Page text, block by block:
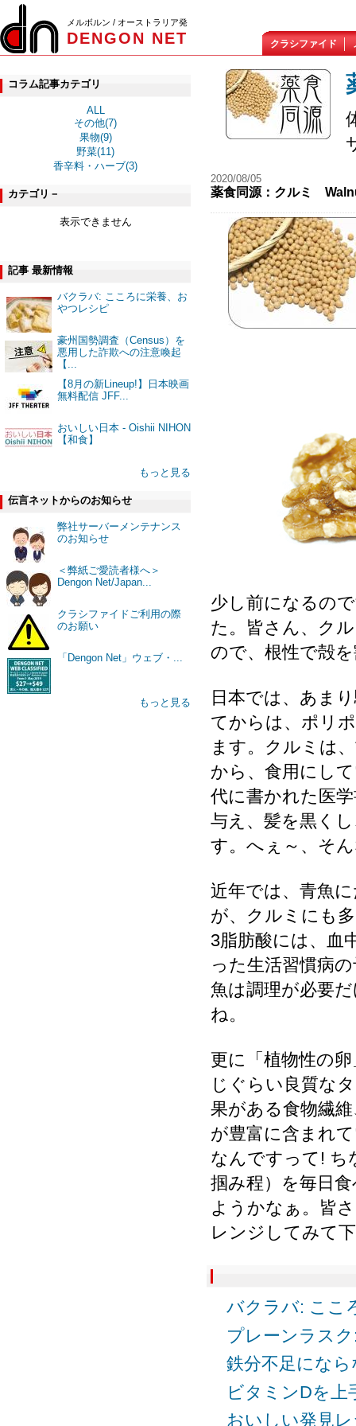
メルボルン / オーストラリア発
DENGON NET クラシファイド
コラム記事カテゴリ
ALL
その他(7)
果物(9)
野菜(11)
香辛料・ハーブ(3)
カテゴリ－
表示できません
記事 最新情報
バクラバ: こころに栄養、お
やつレシピ
豪州国勢調査（Census）を
悪用した詐欺への注意喚起
【...
【8月の新Lineup!】日本映画
無料配信 JFF...
おいしい日本 - Oishii NIHON
【和食】
もっと見る
伝言ネットからのお知らせ
弊社サーバーメンテナンス
のお知らせ
＜弊紙ご愛読者様へ＞
Dengon Net/Japan...
クラシファイドご利用の際
のお願い
「Dengon Net」ウェブ・...
もっと見る
2020/08/05
薬食同源：クルミ
少し前になるの
た。皆さん、ク
ので、根性で殻
日本では、あま
てからは、ポリ
ます。クルミは
から、食用にし
代に書かれた医
与え、髪を黒く
す。へぇ～、そ
近年では、青魚
が、クルミにも
3脂肪酸には、血
った生活習慣病
魚は調理が必要
ね。
更に「植物性の
じぐらい良質な
果がある食物繊
が豊富に含まれ
なんですって! ち
掴み程）を毎日
ようかなぁ。皆
レンジしてみて
バクラバ: ここ
プレーンラス
鉄分不足にな
ビタミンDを上
おいしい発見